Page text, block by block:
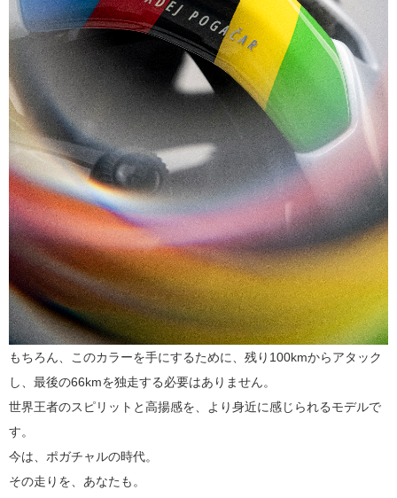
もちろん、このカラーを手にするために、残り100kmからアタック
し、最後の66kmを独走する必要はありません。
世界王者のスピリットと高揚感を、より身近に感じられるモデルで
す。
今は、ポガチャルの時代。
その走りを、あなたも。